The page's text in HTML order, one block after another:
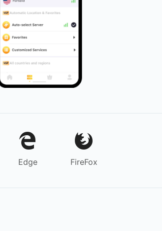
Edge FireFox